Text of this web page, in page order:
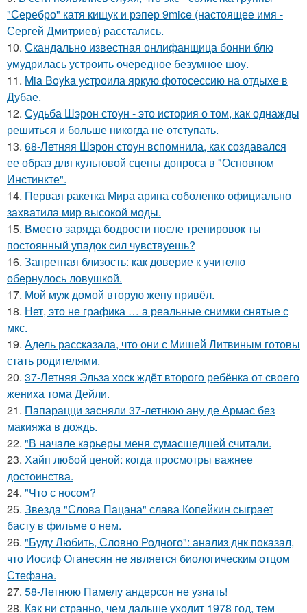
"Серебро" катя кищук и рэпер 9mice (настоящее имя -
Сергей Дмитриев) расстались.
10. Скандально известная онлифанщица бонни блю
умудрилась устроить очередное безумное шоу.
11. Mia Boyka устроила яркую фотосессию на отдыхе в
Дубае.
12. Судьба Шэрон стоун - это история о том, как однажды
решиться и больше никогда не отступать.
13. 68-Летняя Шэрон стоун вспомнила, как создавался
ее образ для культовой сцены допроса в "Основном
Инстинкте".
14. Первая ракетка Мира арина соболенко официально
захватила мир высокой моды.
15. Вместо заряда бодрости после тренировок ты
постоянный упадок сил чувствуешь?
16. Запретная близость: как доверие к учителю
обернулось ловушкой.
17. Мой муж домой вторую жену привёл.
18. Нет, это не графика … а реальные снимки снятые с
мкс.
19. Адель рассказала, что они с Мишей Литвиным готовы
стать родителями.
20. 37-Летняя Эльза хоск ждёт второго ребёнка от своего
жениха тома Дейли.
21. Папарацци засняли 37-летнюю ану де Армас без
макияжа в дождь.
22. "В начале карьеры меня сумасшедшей считали.
23. Хайп любой ценой: когда просмотры важнее
достоинства.
24. "Что с носом?
25. Звезда "Слова Пацана" слава Копейкин сыграет
басту в фильме о нем.
26. "Буду Любить, Словно Родного": анализ днк показал,
что Иосиф Оганесян не является биологическим отцом
Стефана.
27. 58-Летнюю Памелу андерсон не узнать!
28. Как ни странно, чем дальше уходит 1978 год, тем